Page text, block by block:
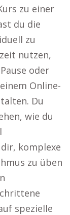
zu einer
du die
zu
nutzen,
oder
Online-
Du
wie du
komplexe
zu üben
spezielle